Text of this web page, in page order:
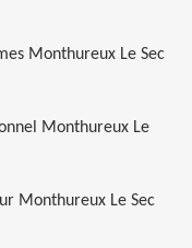
Monthureux Le Sec
Monthureux Le
Monthureux Le Sec